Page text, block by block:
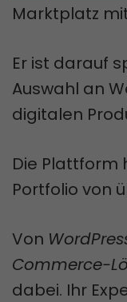
Marktplatz
Er ist darauf
Auswahl an
digitalen
Die Plattform
Portfolio von
Von
Commerce-
dabei. Ihr